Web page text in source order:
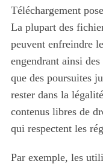
Téléchargement
La plupart des
peuvent enfreindre
engendrant ainsi
que des poursuites
rester dans la
contenus libres de
qui respectent les
Par exemple, les